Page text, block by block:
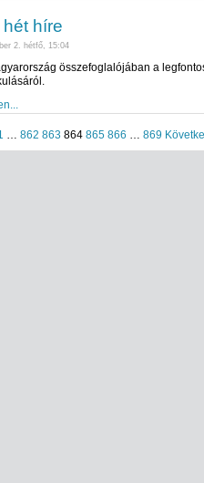
hét híre
2. hétfő, 15:04
összefoglalójában a
862 863 864 865 866 869